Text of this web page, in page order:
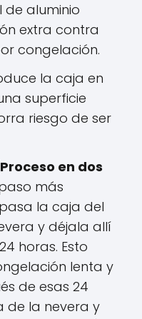
de aluminio
extra contra
congelación.
la caja en
superficie
riesgo de ser
en dos
más
la caja del
y déjala allí
horas. Esto
lenta y
de esas 24
de la nevera y